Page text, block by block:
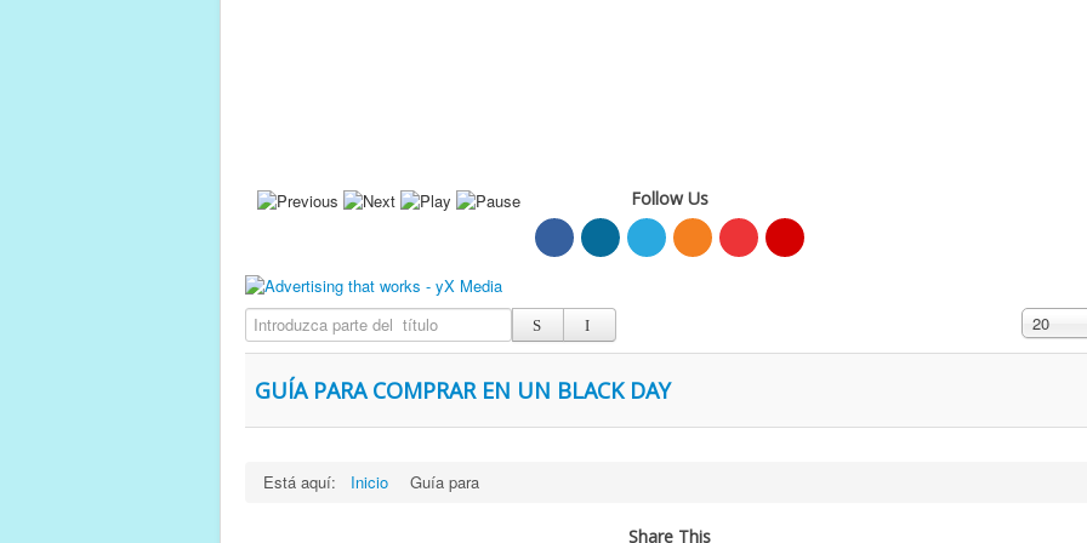
Follow Us
Introduzca parte del título Cantidad
20
GUÍA PARA COMPRAR EN UN BLACK DAY
Está aquí: Inicio Guía para
Share This